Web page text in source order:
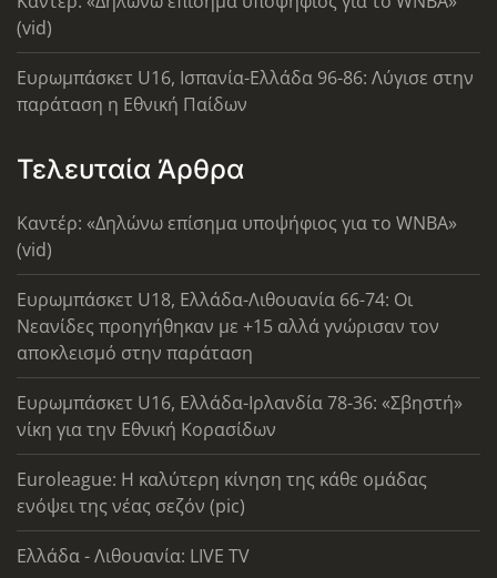
(vid)
Ευρωμπάσκετ U16, Ισπανία-Ελλάδα 96-86: Λύγισε στην
παράταση η Εθνική Παίδων
Τελευταία Άρθρα
Καντέρ: «Δηλώνω επίσημα υποψήφιος για το WNBA»
(vid)
Ευρωμπάσκετ U18, Ελλάδα-Λιθουανία 66-74: Οι
Νεανίδες προηγήθηκαν με +15 αλλά γνώρισαν τον
αποκλεισμό στην παράταση
Ευρωμπάσκετ U16, Ελλάδα-Ιρλανδία 78-36: «Σβηστή»
νίκη για την Εθνική Κορασίδων
Euroleague: Η καλύτερη κίνηση της κάθε ομάδας
ενόψει της νέας σεζόν (pic)
Ελλάδα - Λιθουανία: LIVE TV